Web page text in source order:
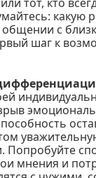
какую
общении с
шаг к
Попробуйте
мнения и